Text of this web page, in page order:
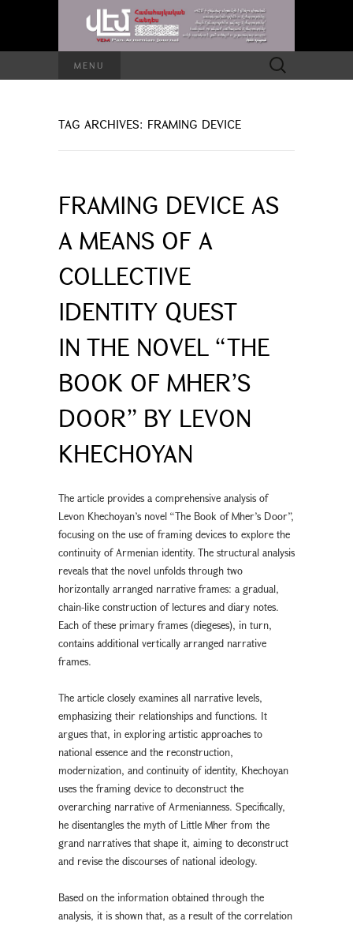
MENU
Search
for:
TAG ARCHIVES: FRAMING DEVICE
FRAMING DEVICE AS
A MEANS OF A
COLLECTIVE
IDENTITY QUEST
IN THE NOVEL “THE
BOOK OF MHER’S
DOOR” BY LEVON
KHECHOYAN
The article provides a comprehensive analysis of
Levon Khechoyan’s novel “The Book of Mher’s Door”,
focusing on the use of framing devices to explore the
continuity of Armenian identity. The structural analysis
reveals that the novel unfolds through two
horizontally arranged narrative frames: a gradual,
chain-like construction of lectures and diary notes.
Each of these primary frames (diegeses), in turn,
contains additional vertically arranged narrative
frames.
The article closely examines all narrative levels,
emphasizing their relationships and functions. It
argues that, in exploring artistic approaches to
national essence and the reconstruction,
modernization, and continuity of identity, Khechoyan
uses the framing device to deconstruct the
overarching narrative of Armenianness. Specifically,
he disentangles the myth of Little Mher from the
grand narratives that shape it, aiming to deconstruct
and revise the discourses of national ideology.
Based on the information obtained through the
analysis, it is shown that, as a result of the correlation